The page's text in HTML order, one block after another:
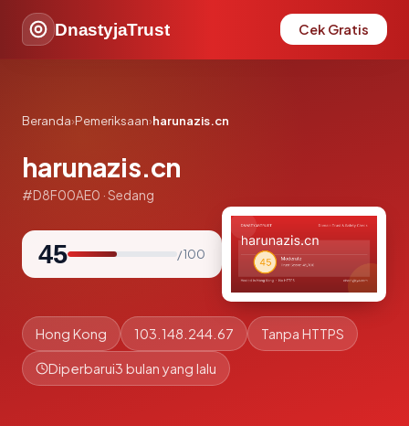
DnastyjaTrust Cek Gratis
Beranda›Pemeriksaan›harunazis.cn
harunazis.cn
#D8F00AE0 · Sedang
45 / 100
Hong Kong 103.148.244.67 Tanpa HTTPS
Diperbarui3 bulan yang lalu